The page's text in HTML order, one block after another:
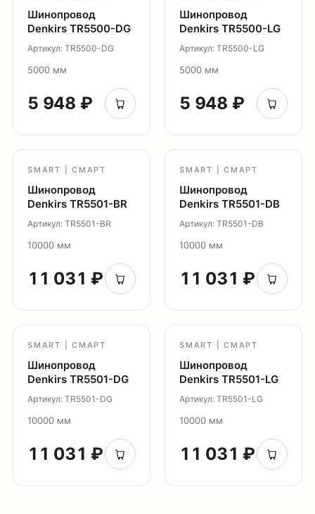
Шинопровод
Denkirs TR5500-DG
Артикул: TR5500-DG
5000 мм
5 948 ₽
Шинопровод
Denkirs TR5500-LG
Артикул: TR5500-LG
5000 мм
5 948 ₽
SMART | СМАРТ
Шинопровод
Denkirs TR5501-BR
Артикул: TR5501-BR
10000 мм
11 031 ₽
SMART | СМАРТ
Шинопровод
Denkirs TR5501-DB
Артикул: TR5501-DB
10000 мм
11 031 ₽
SMART | СМАРТ
Шинопровод
Denkirs TR5501-DG
Артикул: TR5501-DG
10000 мм
11 031 ₽
SMART | СМАРТ
Шинопровод
Denkirs TR5501-LG
Артикул: TR5501-LG
10000 мм
11 031 ₽
Каталог
Контакты
купить?
Главная
Система Air
Сотрудничество
Профиль Smart ONE
Проекты
Система Shine
Светильники Flex